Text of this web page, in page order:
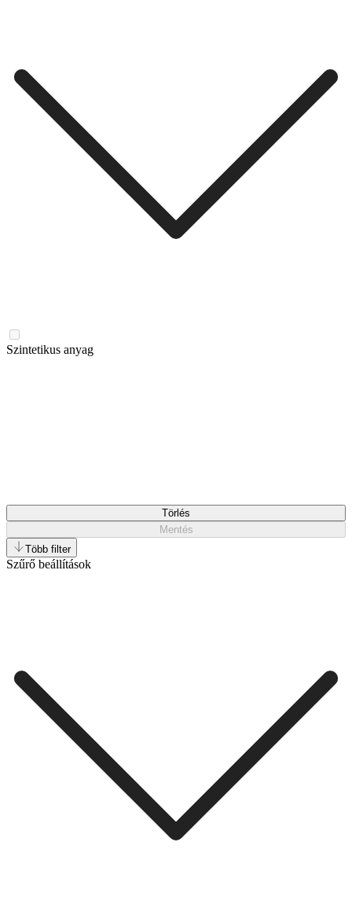
Szintetikus anyag
Törlés
Mentés
Több filter
Szűrő beállítások